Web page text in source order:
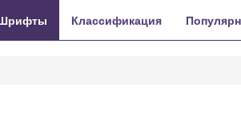
Классификация